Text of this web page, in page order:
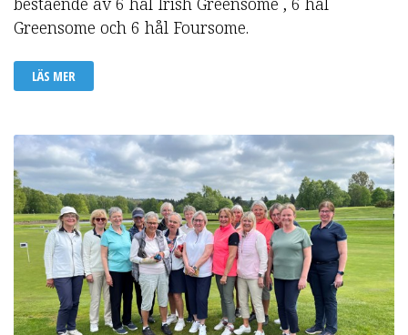
Greensome och 6 hål Foursome.
LÄS MER